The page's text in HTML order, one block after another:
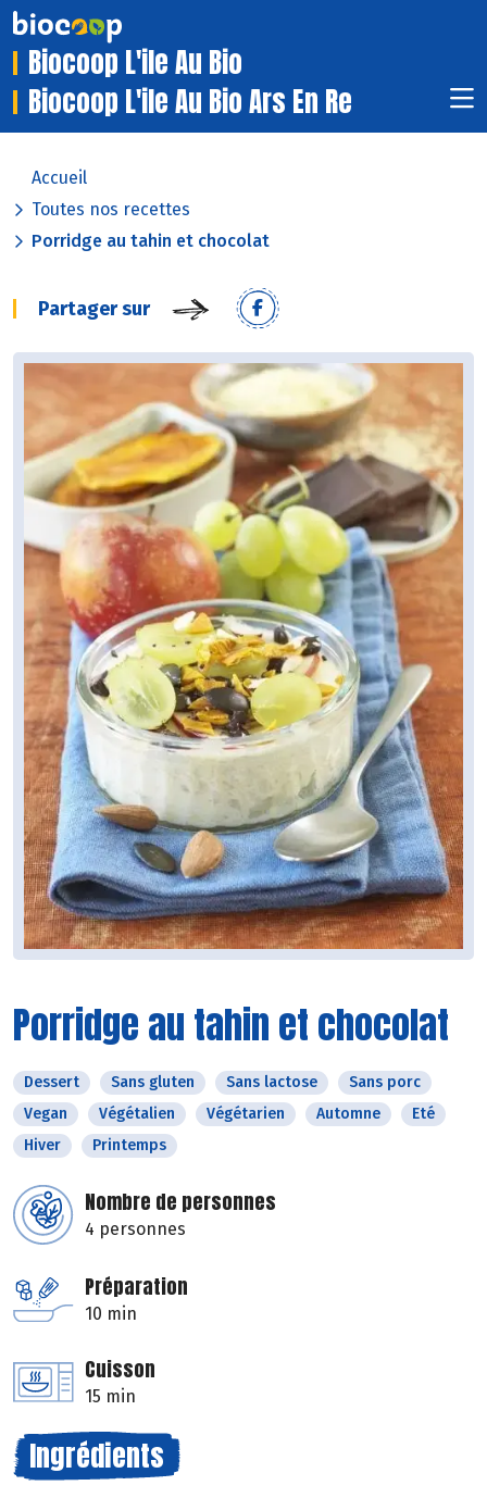
Biocoop L'ile Au Bio
Biocoop L'ile Au Bio Ars En Re
Accueil
Toutes nos recettes
Porridge au tahin et chocolat
Partager sur
Porridge au tahin et chocolat
Dessert Sans gluten Sans lactose
Sans porc
Vegan
Végétalien Végétarien Automne
Eté
Hiver
Printemps
Nombre de personnes
4 personnes
Préparation
10 min
Cuisson
15 min
Ingrédients